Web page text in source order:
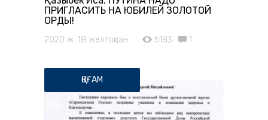
ПРИГЛАСИТЬ НА ЮБИЛЕЙ ЗОЛОТОЙ
ОРДЫ!
2020 ж. 18 желтоқсан 5183 1
ҚОҒАМ